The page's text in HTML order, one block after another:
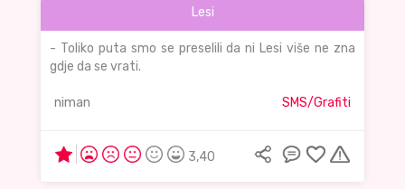
Lesi
- Toliko puta smo se preselili da ni Lesi više ne zna
gdje da se vrati.
niman SMS/Grafiti
3,40